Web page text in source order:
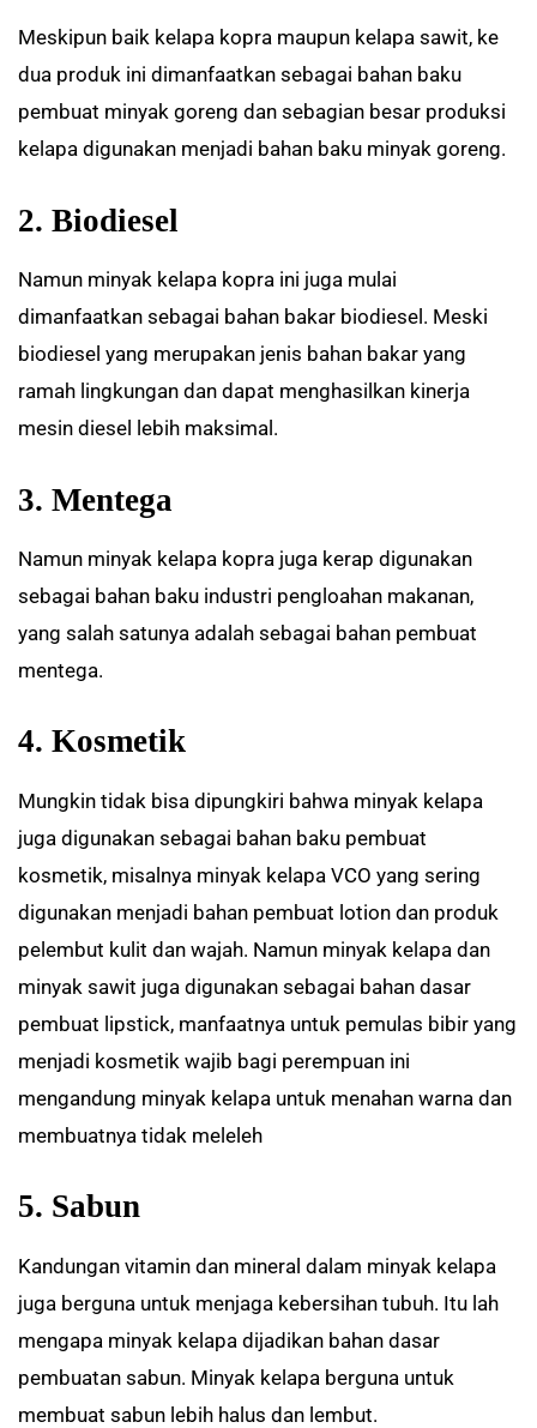
Meskipun baik kelapa kopra maupun kelapa sawit, ke
dua produk ini dimanfaatkan sebagai bahan baku
pembuat minyak goreng dan sebagian besar produksi
kelapa digunakan menjadi bahan baku minyak goreng.
2. Biodiesel
Namun minyak kelapa kopra ini juga mulai
dimanfaatkan sebagai bahan bakar biodiesel. Meski
biodiesel yang merupakan jenis bahan bakar yang
ramah lingkungan dan dapat menghasilkan kinerja
mesin diesel lebih maksimal.
3. Mentega
Namun minyak kelapa kopra juga kerap digunakan
sebagai bahan baku industri pengloahan makanan,
yang salah satunya adalah sebagai bahan pembuat
mentega.
4. Kosmetik
Mungkin tidak bisa dipungkiri bahwa minyak kelapa
juga digunakan sebagai bahan baku pembuat
kosmetik, misalnya minyak kelapa VCO yang sering
digunakan menjadi bahan pembuat lotion dan produk
pelembut kulit dan wajah. Namun minyak kelapa dan
minyak sawit juga digunakan sebagai bahan dasar
pembuat lipstick, manfaatnya untuk pemulas bibir yang
menjadi kosmetik wajib bagi perempuan ini
mengandung minyak kelapa untuk menahan warna dan
membuatnya tidak meleleh
5. Sabun
Kandungan vitamin dan mineral dalam minyak kelapa
juga berguna untuk menjaga kebersihan tubuh. Itu lah
mengapa minyak kelapa dijadikan bahan dasar
pembuatan sabun. Minyak kelapa berguna untuk
membuat sabun lebih halus dan lembut.